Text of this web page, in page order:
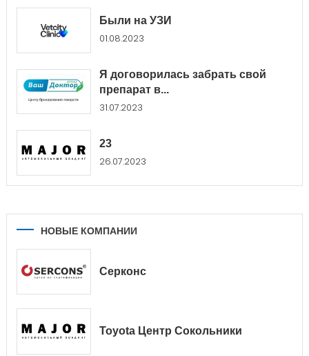
Были на УЗИ
01.08.2023
Я договорилась забрать свой
препарат в...
31.07.2023
23
26.07.2023
НОВЫЕ КОМПАНИИ
Серконс
Toyota Центр Сокольники